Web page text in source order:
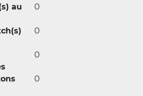
au
0
0
0
0